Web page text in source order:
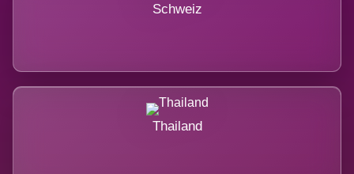
Schweiz
Thailand